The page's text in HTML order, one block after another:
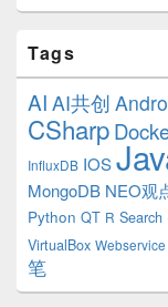
Tags
AI AI共创
CSharp
InfluxDB IOS
MongoDB NEO观
Python QT R Search
VirtualBox Webservice
笔